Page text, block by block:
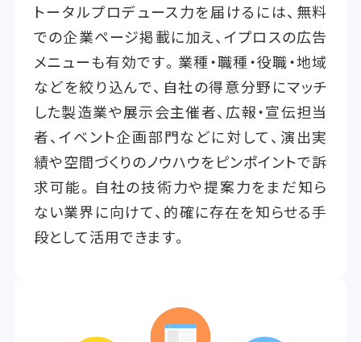
トータルプロデュース力を届けるには、無料
での企業ページ掲載に加え、イプロスの広告
メニューも有効です。業種・職種・役職・地域
などを絞り込んで、自社の得意分野にマッチ
した製造業や展示会主催者、広報・宣伝担当
者、イベント企画部門などに対して、演出実
績や空間づくりのノウハウをピンポイントで訴
求可能。自社の技術力や提案力をまだ知ら
ない業界に向けて、的確に存在を知らせる手
段として活用できます。